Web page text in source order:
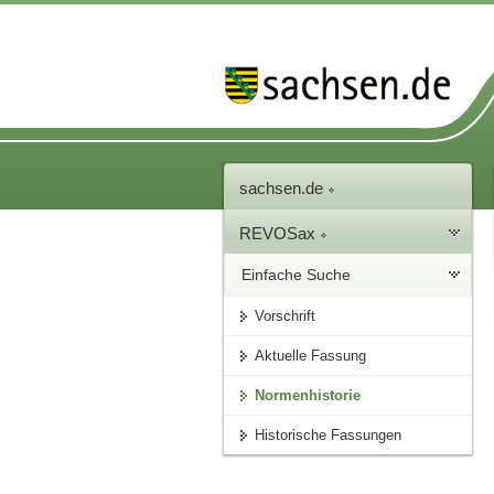
sachsen.de
REVOSax
Einfache Suche
Vorschrift
Aktuelle Fassung
Normenhistorie
Historische Fassungen